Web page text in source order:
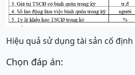
Hiệu quả sử dụng tài sản cố
Chọn đáp án: